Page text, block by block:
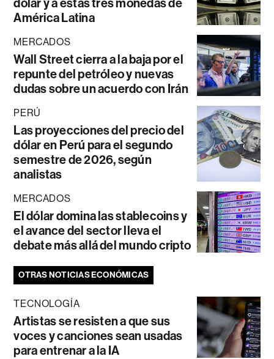
dólar y a estas tres monedas de
América Latina
MERCADOS
Wall Street cierra a la baja por el
repunte del petróleo y nuevas
dudas sobre un acuerdo con Irán
PERÚ
Las proyecciones del precio del
dólar en Perú para el segundo
semestre de 2026, según
analistas
MERCADOS
El dólar domina las stablecoins y
el avance del sector lleva el
debate más allá del mundo cripto
OTRAS NOTICIAS ECONÓMICAS
TECNOLOGÍA
Artistas se resisten a que sus
voces y canciones sean usadas
para entrenar a la IA